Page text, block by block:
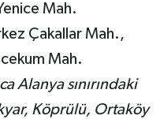
Mah.
Çakallar Mah.,
Mah.
Alanya sınırındaki
Köprülü, Ortaköy